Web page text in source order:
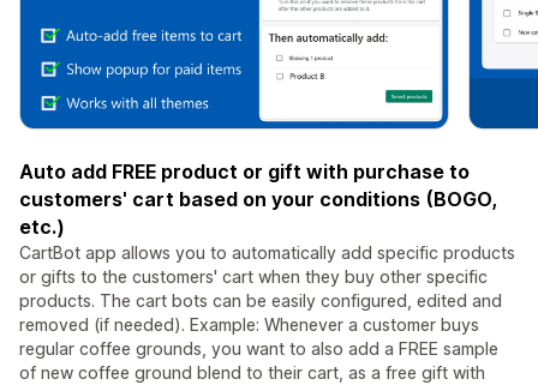
Auto add FREE product or gift with purchase to
customers' cart based on your conditions (BOGO,
etc.)
CartBot app allows you to automatically add specific products
or gifts to the customers' cart when they buy other specific
products. The cart bots can be easily configured, edited and
removed (if needed). Example: Whenever a customer buys
regular coffee grounds, you want to also add a FREE sample
of new coffee ground blend to their cart, as a free gift with